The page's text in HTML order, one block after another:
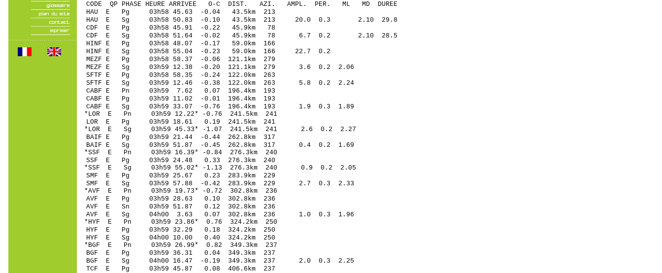
CODE QP PHASE HEURE ARRIVEE O-C DIST. AZI. AMPL. PER. ML MD DUREE
HAU E Pg 03h58 45.63 -0.04 43.5km 213
HAU E Sg 03h58 50.83 -0.10 43.5km 213 20.0 0.3 2.10 29.8
CDF E Pg 03h58 45.91 -0.22 45.9km 78
CDF E Sg 03h58 51.64 -0.02 45.9km 78 6.7 0.2 2.10 28.5
HINF E Pg 03h58 48.07 -0.17 59.0km 166
HINF E Sg 03h58 55.04 -0.23 59.0km 166 22.7 0.2
MEZF E Pg 03h58 58.37 -0.06 121.1km 279
MEZF E Sg 03h59 12.38 -0.20 121.1km 279 3.6 0.2 2.06
SFTF E Pg 03h58 58.35 -0.24 122.0km 263
SFTF E Sg 03h59 12.46 -0.38 122.0km 263 5.8 0.2 2.24
CABF E Pn 03h59 7.62 0.07 196.4km 193
CABF E Pg 03h59 11.02 -0.01 196.4km 193
CABF E Sg 03h59 33.07 -0.76 196.4km 193 1.9 0.3 1.89
*LOR E Pn 03h59 12.22* -0.76 241.5km 241
LOR E Pg 03h59 18.61 0.19 241.5km 241
*LOR E Sg 03h59 45.33* -1.07 241.5km 241 2.6 0.2 2.27
BAIF E Pg 03h59 21.44 -0.44 262.8km 317
BAIF E Sg 03h59 51.87 -0.45 262.8km 317 0.4 0.2 1.69
*SSF E Pn 03h59 16.39* -0.84 276.3km 240
SSF E Pg 03h59 24.48 0.33 276.3km 240
*SSF E Sg 03h59 55.02* -1.13 276.3km 240 0.9 0.2 2.05
SMF E Pg 03h59 25.67 0.23 283.9km 229
SMF E Sg 03h59 57.88 -0.42 283.9km 229 2.7 0.3 2.33
*AVF E Pn 03h59 19.73* -0.72 302.8km 236
AVF E Pg 03h59 28.63 0.10 302.8km 236
AVF E Sn 03h59 51.87 0.12 302.8km 236
AVF E Sg 04h00 3.63 0.07 302.8km 236 1.0 0.3 1.96
*HYF E Pn 03h59 23.86* 0.76 324.2km 250
HYF E Pg 03h59 32.29 0.18 324.2km 250
HYF E Sg 04h00 10.00 0.40 324.2km 250
*BGF E Pn 03h59 26.99* 0.82 349.3km 237
BGF E Pg 03h59 36.31 0.04 349.3km 237
BGF E Sg 04h00 16.47 -0.19 349.3km 237 2.0 0.3 2.25
TCF E Pg 03h59 45.87 0.08 406.6km 237